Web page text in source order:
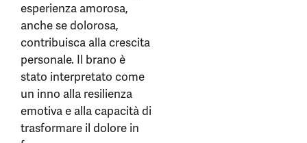
esperienza amorosa,
anche se dolorosa,
contribuisca alla crescita
personale. Il brano è
stato interpretato come
un inno alla resilienza
emotiva e alla capacità di
trasformare il dolore in